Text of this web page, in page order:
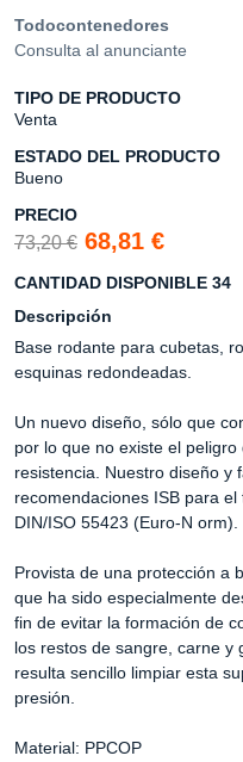
Todocontenedores
Consulta al anunciante
TIPO DE PRODUCTO
Venta
ESTADO DEL PRODUCTO
Bueno
PRECIO
73,20 € 68,81 €
CANTIDAD DISPONIBLE 34
Descripción
Base rodante para cubetas,
esquinas redondeadas.
Un nuevo diseño, sólo que
por lo que no existe el
resistencia. Nuestro diseño y
recomendaciones ISB para
DIN/ISO 55423 (Euro-N orm).
Provista de una protección a
que ha sido especialmente
fin de evitar la formación de
los restos de sangre, carne y
resulta sencillo limpiar esta
presión.
Material: PPCOP